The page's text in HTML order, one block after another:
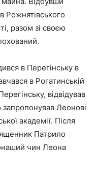
Рожнятівського
разом зі своєю
в Перегінську в
в Рогатинській
відвідував
Леонові
академії. Після
Патрило
чин Леона